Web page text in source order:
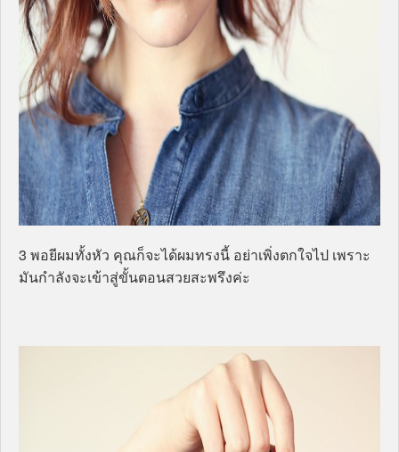
3 พอยีผมทั้งหัว คุณก็จะได้ผมทรงนี้ อย่าเพิ่งตกใจไป เพราะ
มันกำลังจะเข้าสู่ขั้นตอนสวยสะพรึงค่ะ